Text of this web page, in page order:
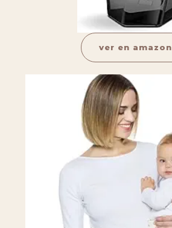
ver en amazon